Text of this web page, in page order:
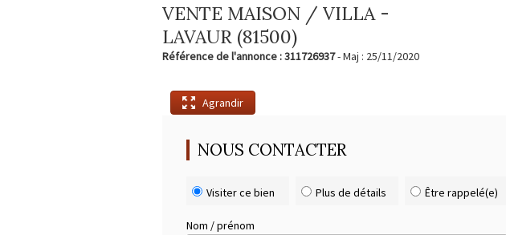
VENTE MAISON / VILLA -
LAVAUR (81500)
Référence de l'annonce : 311726937- Maj : 25/11/2020
Agrandir
NOUS CONTACTER
Visiter ce bien Plus de détails Être rappelé(e)
Nom / prénom